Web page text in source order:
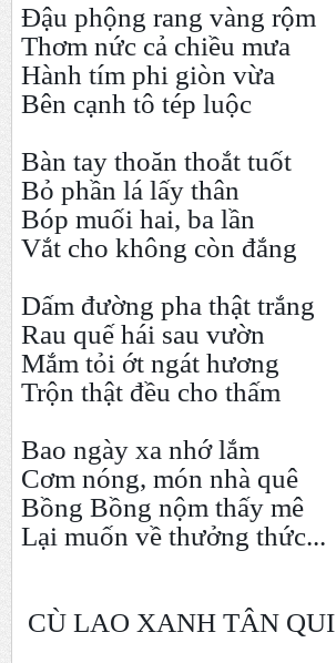
Đậu phộng rang vàng rộm
Thơm nức cả chiều mưa
Hành tím phi giòn vừa
Bên cạnh tô tép luộc
Bàn tay thoăn thoắt tuốt
Bỏ phần lá lấy thân
Bóp muối hai, ba lần
Vắt cho không còn đắng
Dấm đường pha thật trắng
Rau quế hái sau vườn
Mắm tỏi ớt ngát hương
Trộn thật đều cho thấm
Bao ngày xa nhớ lắm
Cơm nóng, món nhà quê
Bồng Bồng nộm thấy mê
Lại muốn về thưởng thức...
CÙ LAO XANH TÂN QUI